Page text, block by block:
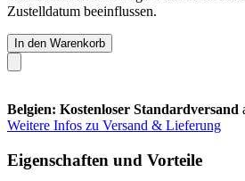
Zustelldatum beeinflussen.
In den Warenkorb
Belgien: Kostenloser Standardversand
Weitere Infos zu Versand & Lieferung
Eigenschaften und Vorteile